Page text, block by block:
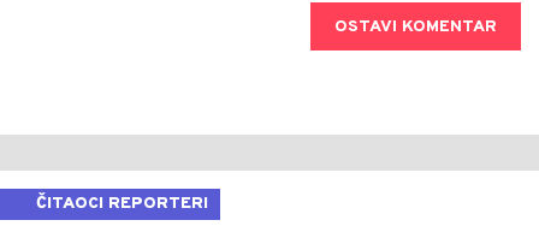
OSTAVI KOMENTAR
ČITAOCI REPORTERI